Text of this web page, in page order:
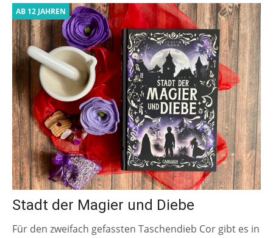
AB 12 JAHREN
Stadt der Magier und Diebe
Für den zweifach gefassten Taschendieb Cor gibt es in